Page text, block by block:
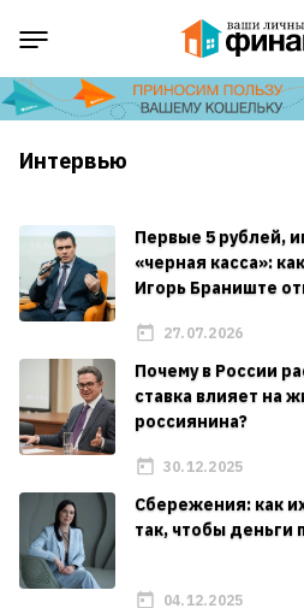
Интервью
Первые 5 рублей,
«черная касса»:
Игорь Браниште
27.07.2026
Почему в России
ставка влияет на
россиянина?
30.12.2025
Сбережения: как
так, чтобы деньги
04.12.2025